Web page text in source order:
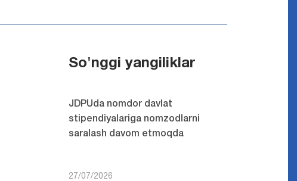
So'nggi yangiliklar
JDPUda nomdor davlat
stipendiyalariga nomzodlarni
saralash davom etmoqda
27/07/2026